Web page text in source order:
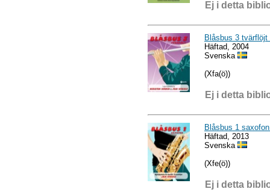
Ej i detta
Blåsbus 3
Häftad, 2004
Svenska
(Xfa(ö))
Ej i detta
Blåsbus 1
Häftad, 2013
Svenska
(Xfe(ö))
Ej i detta